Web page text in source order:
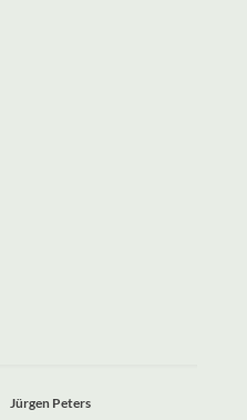
Jürgen Peters